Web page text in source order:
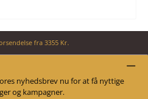
fra 3355 Kr.
nyhedsbrev nu for at få nyttige
og kampagner.